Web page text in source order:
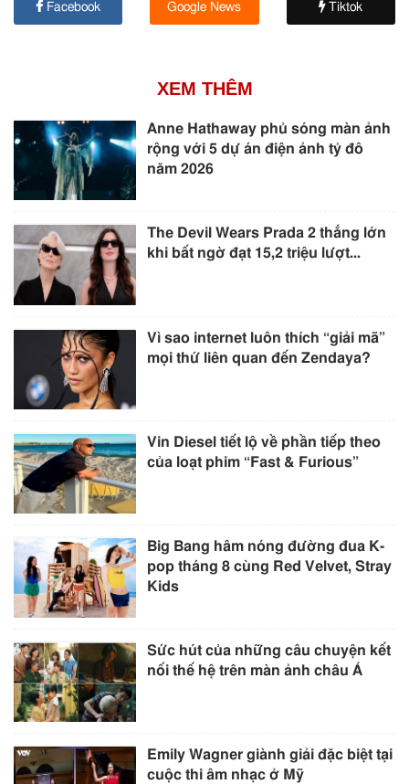
Facebook Google News Tiktok
XEM THÊM
Anne Hathaway phủ sóng màn ảnh
rộng với 5 dự án điện ảnh tỷ đô
năm 2026
The Devil Wears Prada 2 thắng lớn
khi bất ngờ đạt 15,2 triệu lượt...
Vì sao internet luôn thích “giải mã”
mọi thứ liên quan đến Zendaya?
Vin Diesel tiết lộ về phần tiếp theo
của loạt phim “Fast & Furious”
Big Bang hâm nóng đường đua K-
pop tháng 8 cùng Red Velvet, Stray
Kids
Sức hút của những câu chuyện kết
nối thế hệ trên màn ảnh châu Á
Emily Wagner giành giải đặc biệt tại
cuộc thi âm nhạc ở Mỹ